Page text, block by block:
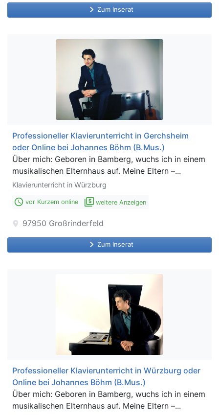
keyboard_arrow_right Zum Inserat
Professioneller Klavierunterricht in Gerchsheim
oder Online bei Johannes Böhm (B.Mus.)
Über mich: Geboren in Bamberg, wuchs ich in einem
musikalischen Elternhaus auf. Meine Eltern –...
Klavierunterricht in Würzburg
access_time vor Kurzem online filter_5 weitere Anzeigen
location_on 97950 Großrinderfeld
keyboard_arrow_right Zum Inserat
Professioneller Klavierunterricht in Würzburg oder
Online bei Johannes Böhm (B.Mus.)
Über mich: Geboren in Bamberg, wuchs ich in einem
musikalischen Elternhaus auf. Meine Eltern –...